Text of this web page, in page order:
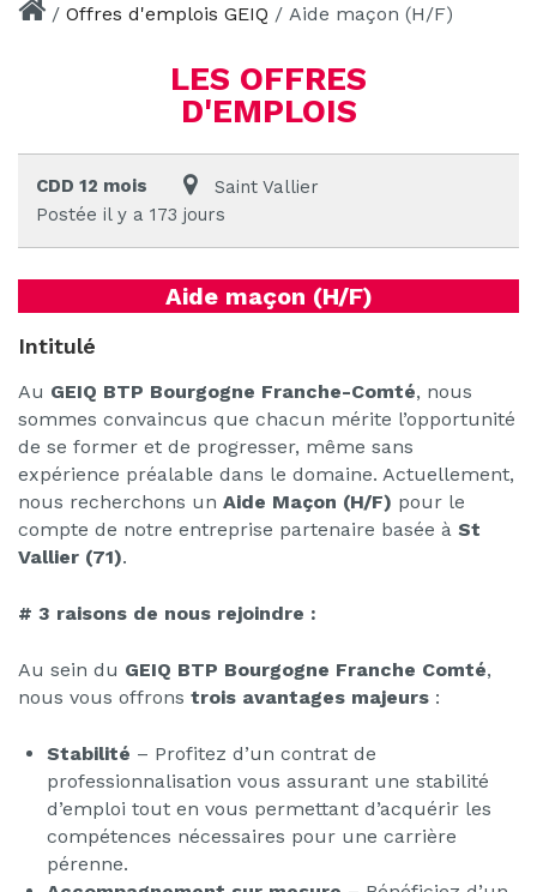
/ Offres d'emplois GEIQ / Aide maçon (H/F)
LES OFFRES
D'EMPLOIS
CDD 12 mois
Saint Vallier
Postée il y a 173 jours
Aide maçon (H/F)
Intitulé
Au GEIQ BTP Bourgogne Franche-Comté, nous
sommes convaincus que chacun mérite l’opportunité
de se former et de progresser, même sans
expérience préalable dans le domaine. Actuellement,
nous recherchons un Aide Maçon (H/F) pour le
compte de notre entreprise partenaire basée à St
Vallier (71).
# 3 raisons de nous rejoindre :
Au sein du GEIQ BTP Bourgogne Franche Comté,
nous vous offrons trois avantages majeurs :
Stabilité – Profitez d’un contrat de
professionnalisation vous assurant une stabilité
d’emploi tout en vous permettant d’acquérir les
compétences nécessaires pour une carrière
pérenne.